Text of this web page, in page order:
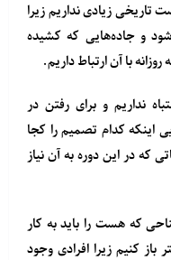
زیادی نداریم زیرا
و جاده‌هایی که کشیده
با آن ارتباط داریم.
نداریم و برای رفتن در
اینکه کدام تصمیم را کجا
که در این دوره به آن نیاز
که هست را باید به کار
کنیم زیرا افرادی وجود